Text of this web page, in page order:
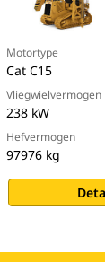
Motortype
Cat C15
Vliegwielvermogen
238 kW
Hefvermogen
97976 kg